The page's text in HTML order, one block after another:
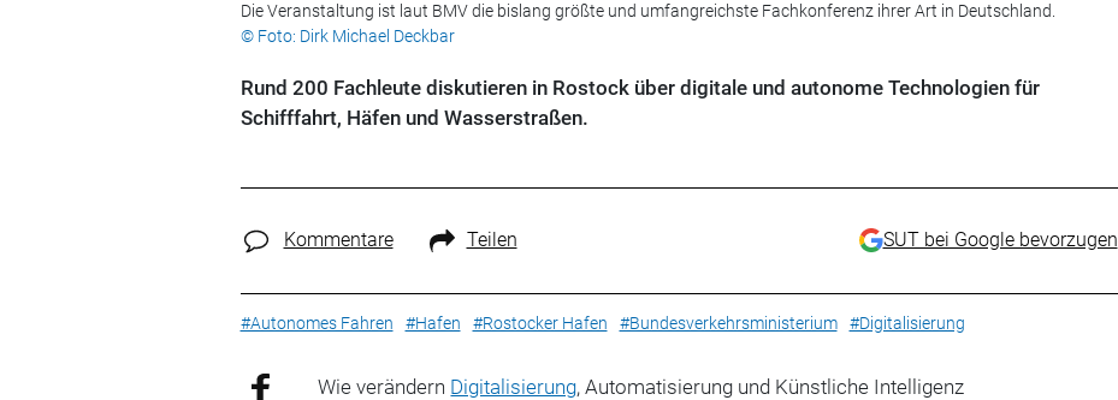
Die Veranstaltung ist laut BMV die bislang größte und umfangreichste Fachkonferenz ihrer Art in Deutschland.
© Foto: Dirk Michael Deckbar
Rund 200 Fachleute diskutieren in Rostock über digitale und autonome Technologien für
Schifffahrt, Häfen und Wasserstraßen.
Kommentare Teilen SUT bei Google bevorzugen
#Autonomes Fahren #Hafen #Rostocker Hafen #Bundesverkehrsministerium #Digitalisierung
Wie verändern Digitalisierung, Automatisierung und Künstliche Intelligenz